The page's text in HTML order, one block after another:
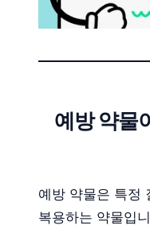
예방 약물
예방 약물은 특정
복용하는 약물입